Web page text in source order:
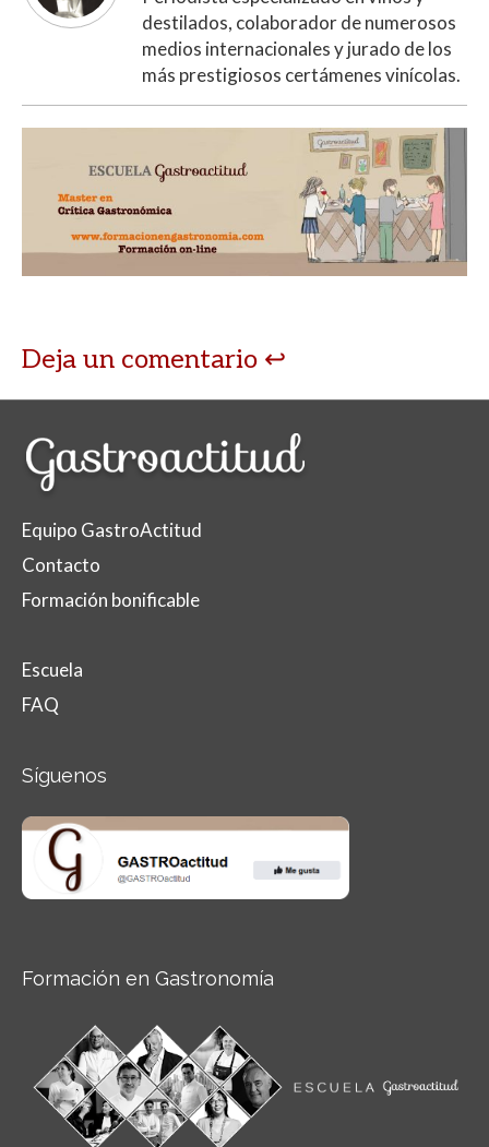
destilados, colaborador de numerosos
medios internacionales y jurado de los
más prestigiosos certámenes vinícolas.
Deja un comentario
Equipo GastroActitud
Contacto
Formación bonificable
Escuela
FAQ
Síguenos
Formación en Gastronomía